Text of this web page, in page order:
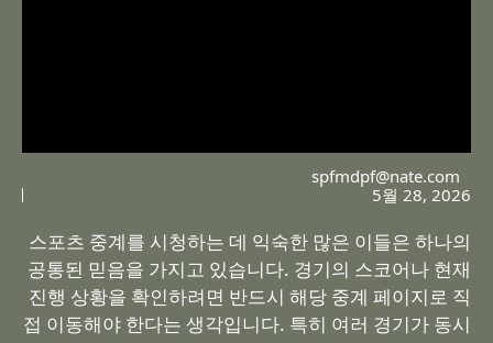
spfmdpf@nate.com
5월 28, 2026
스포츠 중계를 시청하는 데 익숙한 많은 이들은 하나의
공통된 믿음을 가지고 있습니다. 경기의 스코어나 현재
진행 상황을 확인하려면 반드시 해당 중계 페이지로 직
접 이동해야 한다는 생각입니다. 특히 여러 경기가 동시